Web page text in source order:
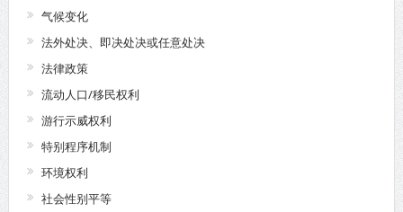
气候变化
法外处决、即决处决或任意处决
法律政策
流动人口/移民权利
游行示威权利
特别程序机制
环境权利
社会性别平等